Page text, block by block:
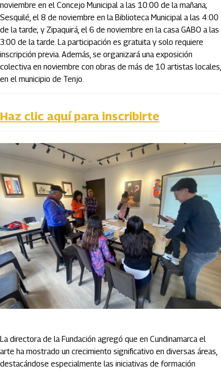
noviembre en el Concejo Municipal a las 10:00 de la mañana;
Sesquilé, el 8 de noviembre en la Biblioteca Municipal a las 4:00
de la tarde; y Zipaquirá, el 6 de noviembre en la casa GABO a las
3:00 de la tarde. La participación es gratuita y solo requiere
inscripción previa. Además, se organizará una exposición
colectiva en noviembre con obras de más de 10 artistas locales,
en el municipio de Tenjo.
Haz clic aquí para inscribirte
La directora de la Fundación agregó que en Cundinamarca el
arte ha mostrado un crecimiento significativo en diversas áreas,
destacándose especialmente las iniciativas de formación